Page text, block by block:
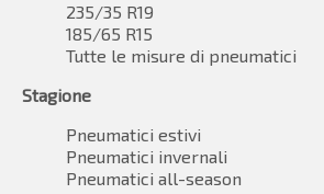
235/35 R19
185/65 R15
Tutte le misure di pneumatici
Stagione
Pneumatici estivi
Pneumatici invernali
Pneumatici all-season